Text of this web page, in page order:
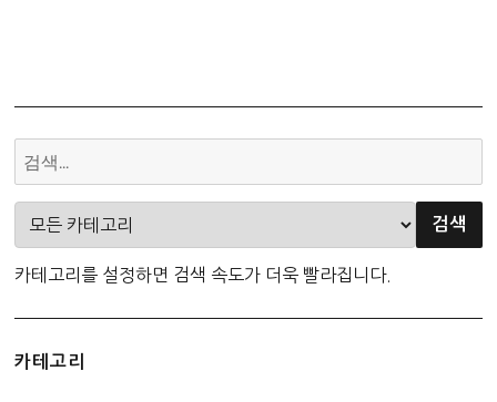
카테고리를 설정하면 검색 속도가 더욱 빨라집니다.
카테고리